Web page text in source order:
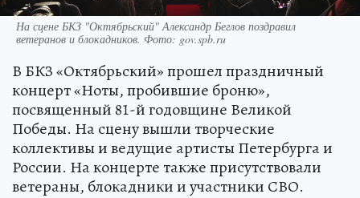
На сцене БКЗ "Октябрьский" Александр Беглов поздравил
ветеранов и блокадников. Фото: gov.spb.ru
В БКЗ «Октябрьский» прошел праздничный
концерт «Ноты, пробившие броню»,
посвященный 81-й годовщине Великой
Победы. На сцену вышли творческие
коллективы и ведущие артисты Петербурга и
России. На концерте также присутствовали
ветераны, блокадники и участники СВО.